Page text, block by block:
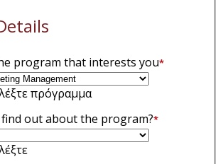
program that interests you*
πρόγραμμα
out about the program?*